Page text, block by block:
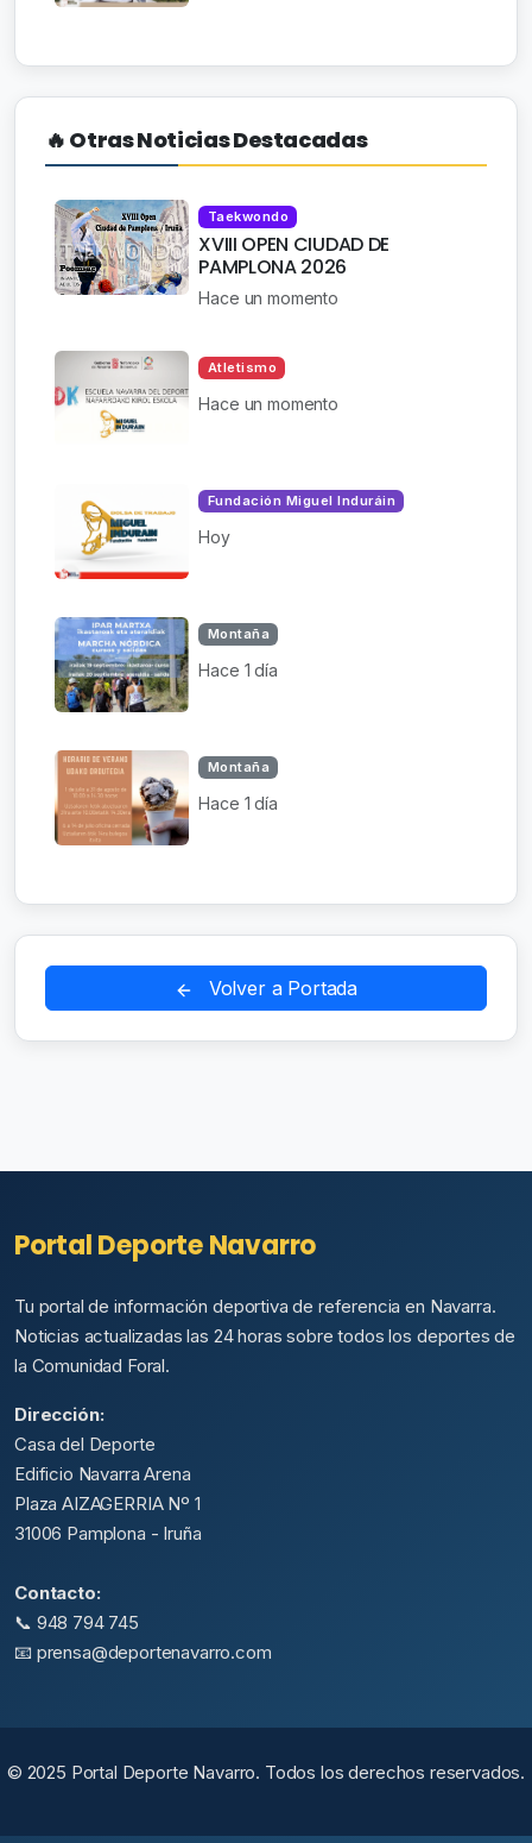
🔥 Otras Noticias Destacadas
Taekwondo
XVIII OPEN CIUDAD DE
PAMPLONA 2026
Hace un momento
Atletismo
Hace un momento
Fundación Miguel Induráin
Hoy
Montaña
Hace 1 día
Montaña
Hace 1 día
Volver a Portada
Portal Deporte Navarro
Tu portal de información deportiva de referencia en Navarra.
Noticias actualizadas las 24 horas sobre todos los deportes de
la Comunidad Foral.
Dirección:
Casa del Deporte
Edificio Navarra Arena
Plaza AIZAGERRIA Nº 1
31006 Pamplona - Iruña
Contacto:
📞 948 794 745
📧 prensa@deportenavarro.com
© 2025 Portal Deporte Navarro. Todos los derechos reservados.